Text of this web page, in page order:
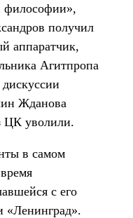
философии»,
получил
аппаратчик,
Агитпропа
Жданова
ЦК уволили.
в самом
с его
«Ленинград».